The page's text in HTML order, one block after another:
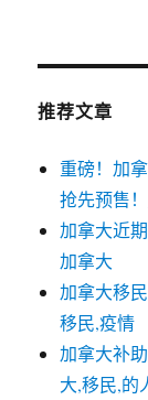
推荐文章
重磅！加
抢先预售
加拿大近
加拿大
加拿大移
移民,疫情
加拿大补
大,移民,的